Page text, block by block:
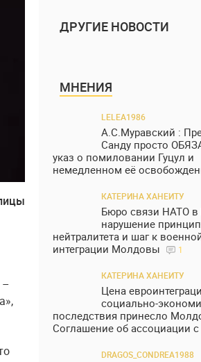
ДРУГИЕ НОВОСТИ
МНЕНИЯ
LELEA1986
А.С.Муравский :
Санду просто
указ о помиловании Гуцул и
немедленном её
КАТЕРИНА ХАНЕИТУ
Бюро связи НАТО
нарушение
нейтралитета и шаг к
интеграции Молдовы
1
КАТЕРИНА ХАНЕИТУ
Цена
социально-
последствия принесло
Соглашение об ассоциации
DRAGOS_CONDREA1988